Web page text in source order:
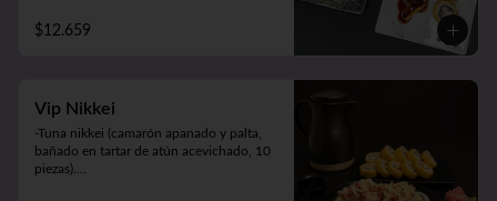
palta).
Panko Ebi 10 piezas (camarón, queso y
$12.659
Vip Nikkei
-Tuna nikkei (camarón apanado y palta,
bañado en tartar de atún acevichado, 10
piezas).